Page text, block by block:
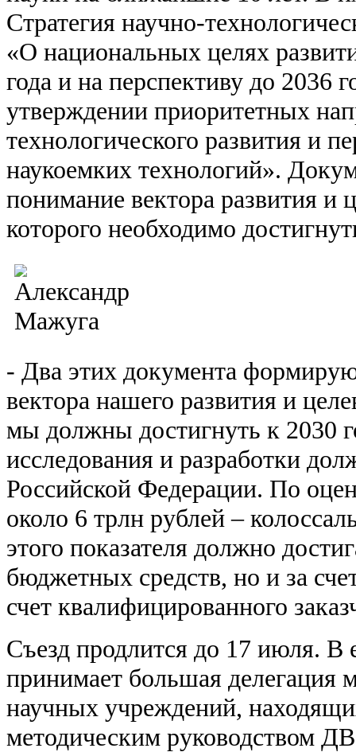
Стратегия научно-
«О национальных целях
года и на перспективу до 2036
утверждении приоритетных
технологического развития и
наукоемких технологий».
понимание вектора развития и
которого необходимо
- Два этих документа
вектора нашего развития и
мы должны достигнуть к 2030
исследования и разработки
Российской Федерации. По
около 6 трлн рублей –
этого показателя должно
бюджетных средств, но и за
счет квалифицированного
Съезд продлится до 17 июля. В
принимает большая делегация
научных учреждений,
методическим руководством